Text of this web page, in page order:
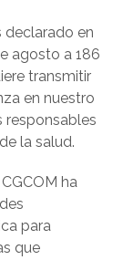
declarado en
agosto a 186
transmitir
en nuestro
responsables
la salud.
ha
para
que